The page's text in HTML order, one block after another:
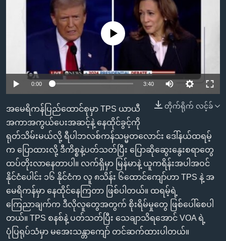
ကျော်
ကြည့်
ရှာဖွေ
ရန်
နေရာ
သို့
ကျော်
ရန်
ရုပ်ရှင်ထဲက အင်္ဂလိပ်စာ
သုတပဒေသာ အင်္ဂလိပ်စာ
ရေဒီယို/တီဗွီအစီအစဉ်
Learning English
ဗွီအိုအေ လူမှုကွန်ယက်များ
ဘာသာစကားများ
No media source currently available
0:00 3:40
တိုက်ရိုက် လင့်ခ်
အမေရိကန်ပြည်ထောင်စုမှာ TPS ယာယီ
အကာအကွယ်ပေးအဆင့်နဲ့ နေထိုင်ခွင့်ကို
ရုတ်သိမ်းမယ်လို့ ရီပါဘလစ်ကန်သမ္မတလောင်း ဒေါ်နယ်ထရမ့်
က ပြောထားလို့ ဒီကိစ္စနဲ့ပတ်သတ်ပြီး ပြောဆိုဆွေးနွေးစရာတွေ
ထပ်တိုးလာနေတာပါ။ လက်ရှိမှာ မြန်မာနဲ့ ယူကရိန်းအပါအဝင်
နိုင်ငံပေါင်း ၁၆ နိုင်ငံက လူ ၈သိန်း ၆ထောင်ကျော်ဟာ TPS နဲ့ အ
မေရိကန်မှာ နေထိုင်နေကြတာ ဖြစ်ပါတယ်။ ထရမ့်ရဲ့
ကြေညာချက်က ဒီလိုလူတွေအတွက် စိုးရိမ်မှုတွေ ဖြစ်ပေါ်စေပါ
တယ်။ TPS စနစ်နဲ့ ပတ်သတ်ပြီး သေချာသိရအောင် VOA ရဲ့
ပုံပြရုပ်သံမှာ မအေးသန္တာကျော် တင်ဆက်ထားပါတယ်။